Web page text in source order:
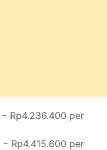
Rp4.236.400 per
Rp4.415.600 per